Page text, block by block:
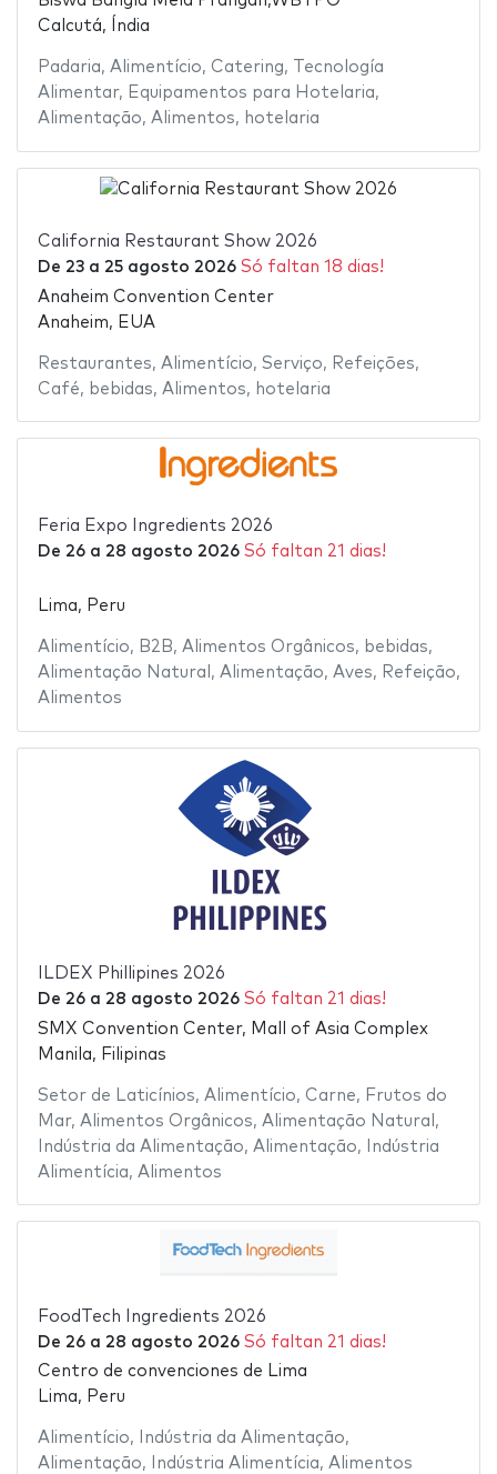
Calcutá, Índia
Padaria, Alimentício, Catering,
Tecnología
Alimentar, Equipamentos para Hotelaria,
Alimentação, Alimentos, hotelaria
California Restaurant Show 2026
De 23a 25 agosto 2026 Só faltan 18 dias!
Anaheim Convention Center
Anaheim, EUA
Restaurantes, Alimentício, Serviço, Refeições,
Café, bebidas, Alimentos, hotelaria
Feria Expo Ingredients 2026
De 26a 28 agosto 2026 Só faltan 21 dias!
Lima, Peru
Alimentício, B2B, Alimentos Orgânicos, bebidas,
Alimentação Natural , Alimentação, Aves, Refeição,
Alimentos
ILDEX Phillipines 2026
De 26a 28 agosto 2026 Só faltan 21 dias!
SMX Convention Center, Mall of Asia Complex
Manila, Filipinas
Setor de Laticínios, Alimentício, Carne, Frutos do
Mar, Alimentos Orgânicos, Alimentação Natural ,
Indústria da Alimentação, Alimentação,
Indústria
Alimentícia, Alimentos
FoodTech Ingredients 2026
De 26a 28 agosto 2026 Só faltan 21 dias!
Centro de convenciones de Lima
Lima, Peru
Alimentício, Indústria da Alimentação,
Alimentação, Indústria Alimentícia, Alimentos